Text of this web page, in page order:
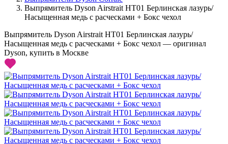
Выпрямитель Dyson Airstrait HT01 Берлинская лазурь/
Насыщенная медь с расческами + Бокс чехол
Выпрямитель Dyson Airstrait HT01 Берлинская лазурь/
Насыщенная медь с расческами + Бокс чехол — оригинал
Dyson, купить в Москве